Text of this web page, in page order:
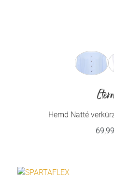
auswählen
Hemd Natté